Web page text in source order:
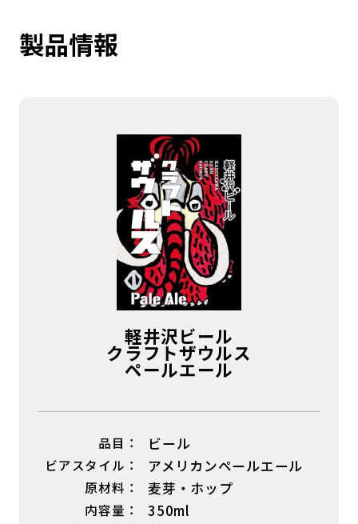
製品情報
軽井沢ビール
クラフトザウルス
ペールエール
品目： ビール
ビアスタイル： アメリカンペールエール
原材料： 麦芽・ホップ
内容量： 350ml